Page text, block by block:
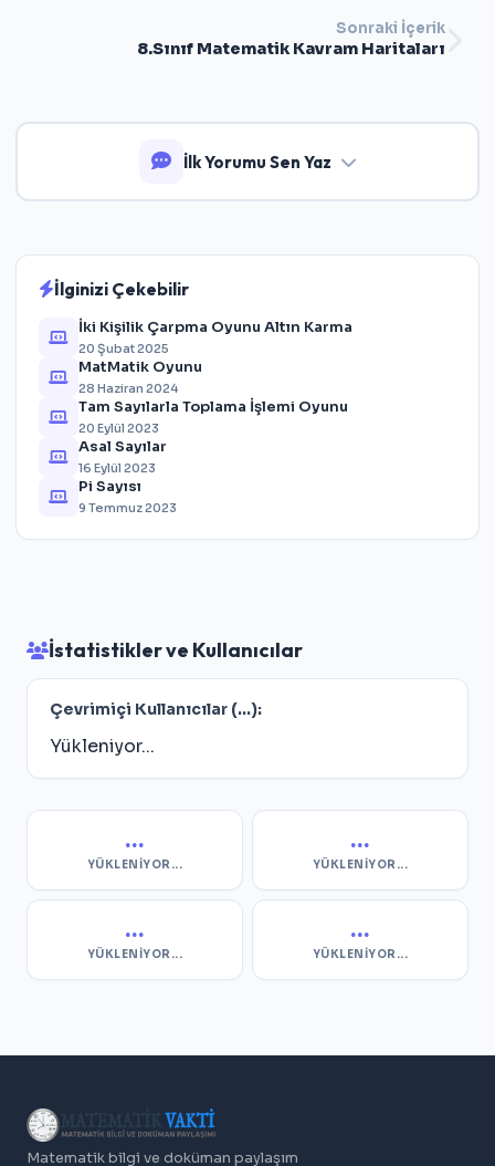
Sonraki İçerik
8.Sınıf Matematik Kavram Haritaları
İlk Yorumu Sen Yaz
İlginizi Çekebilir
İki Kişilik Çarpma Oyunu Altın Karma
20 Şubat 2025
MatMatik Oyunu
28 Haziran 2024
Tam Sayılarla Toplama İşlemi Oyunu
20 Eylül 2023
Asal Sayılar
16 Eylül 2023
Pi Sayısı
9 Temmuz 2023
İstatistikler ve Kullanıcılar
Çevrimiçi Kullanıcılar (...):
Yükleniyor...
...
YÜKLENIYOR...
...
YÜKLENIYOR...
...
YÜKLENIYOR...
...
YÜKLENIYOR...
Matematik bilgi ve doküman paylaşım